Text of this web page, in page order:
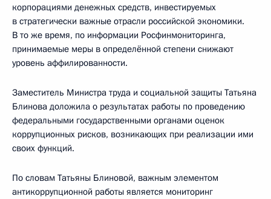
корпорациями денежных средств, инвестируемых
в стратегически важные отрасли российской экономики.
В то же время, по информации Росфинмониторинга,
принимаемые меры в определённой степени снижают
уровень аффилированности.
Заместитель Министра труда и социальной защиты Татьяна
Блинова доложила о результатах работы по проведению
федеральными государственными органами оценок
коррупционных рисков, возникающих при реализации ими
своих функций.
По словам Татьяны Блиновой, важным элементом
антикоррупционной работы является мониторинг